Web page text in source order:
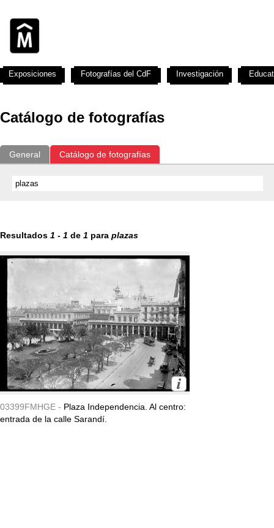
Catálogo de fotografías
General Catálogo de fotografías
Resultados 1 - 1 de 1 para plazas
03399FMHGE - Plaza Independencia. Al centro:
entrada de la calle Sarandí.
Exposiciones Fotografías del CdF Investigación